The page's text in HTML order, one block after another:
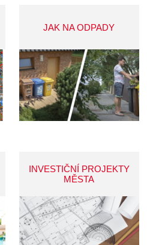
JAK NA ODPADY
INVESTIČNÍ PROJEKTY
MĚSTA